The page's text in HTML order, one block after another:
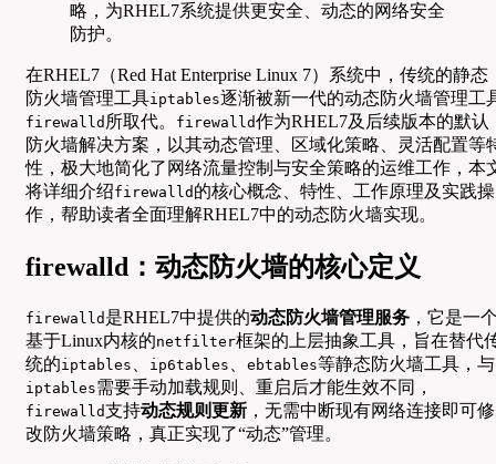
略，为RHEL7系统提供更安全、动态的网络安全
防护。
在RHEL7（Red Hat Enterprise Linux 7）系统中，传统的静态
防火墙管理工具iptables逐渐被新一代的动态防火墙管理工
firewalld 所取代。 firewalld作为RHEL7及后续版本的默认
防火墙解决方案，以其动态管理、区域化策略、灵活配置等
性，极大地简化了网络流量控制与安全策略的运维工作，本
将详细介绍firewalld 的核心概念、特性、工作原理及实践操
作，帮助读者全面理解RHEL7中的动态防火墙实现。
firewalld：动态防火墙的核心定义
firewalld 是RHEL7中提供的动态防火墙管理服务 ，它是一
基于Linux内核的netfilter框架的上层抽象工具，旨在替代
统的iptables ip6tables ebtables等静态防火墙工具，与
iptables需要手动加载规则、重启后才能生效不同，
firewalld支持动态规则更新 ，无需中断现有网络连接即可修
改防火墙策略，真正实现了“动态”管理。